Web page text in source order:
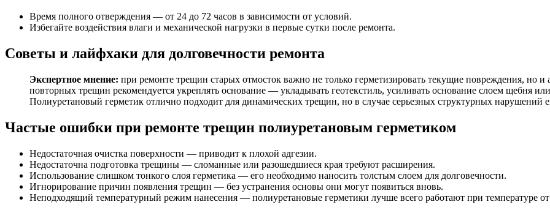
Время полного отверждения — от 24 до 72 часов в зависимости от условий.
Избегайте воздействия влаги и механической нагрузки в первые сутки после ремонта.
Советы и лайфхаки для долговечности ремонта
Экспертное мнение: при ремонте трещин старых отмосток важно не только герметизировать текущие повреждения, но
повторных трещин рекомендуется укреплять основание — укладывать геотекстиль, усиливать основание слоем щебня
Полиуретановый герметик отлично подходит для динамических трещин, но в случае серьезных структурных нарушений
Частые ошибки при ремонте трещин полиуретановым герметиком
Недостаточная очистка поверхности — приводит к плохой адгезии.
Недостаточна подготовка трещины — сломанные или разошедшиеся края требуют расширения.
Использование слишком тонкого слоя герметика — его необходимо наносить толстым слоем для долговечности.
Игнорирование причин появления трещин — без устранения основы они могут появиться вновь.
Неподходящий температурный режим нанесения — полиуретановые герметики лучше всего работают при температуре